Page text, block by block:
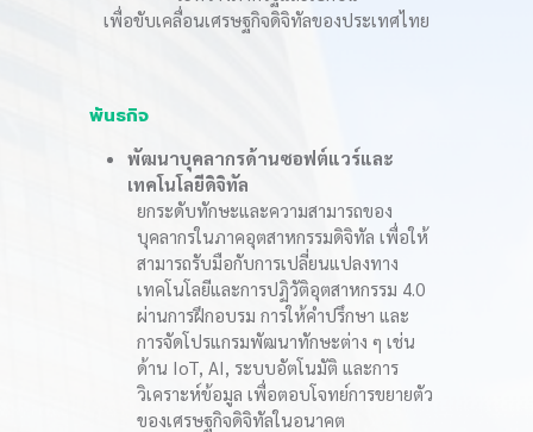
เพื่อขับเคลื่อนเศรษฐกิจดิจิทัลของประเทศไทย
พันธกิจ
พัฒนาบุคลากรด้านซอฟต์แวร์และ
เทคโนโลยีดิจิทัล
ยกระดับทักษะและความสามารถของ
บุคลากรในภาคอุตสาหกรรมดิจิทัล เพื่อให้
สามารถรับมือกับการเปลี่ยนแปลงทาง
เทคโนโลยีและการปฏิวัติอุตสาหกรรม 4.0
ผ่านการฝึกอบรม การให้คำปรึกษา และ
การจัดโปรแกรมพัฒนาทักษะต่าง ๆ เช่น
ด้าน IoT, AI, ระบบอัตโนมัติ และการ
วิเคราะห์ข้อมูล เพื่อตอบโจทย์การขยายตัว
ของเศรษฐกิจดิจิทัลในอนาคต